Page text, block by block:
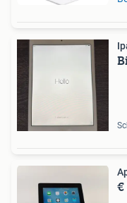
€